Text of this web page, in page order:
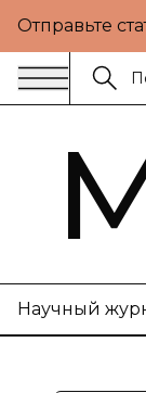
Отправьте
Научный